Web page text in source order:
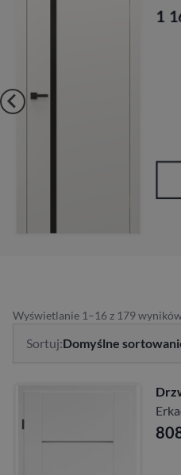
1
Wyświetlanie 1–16 z 179
Sortuj:Domyślne